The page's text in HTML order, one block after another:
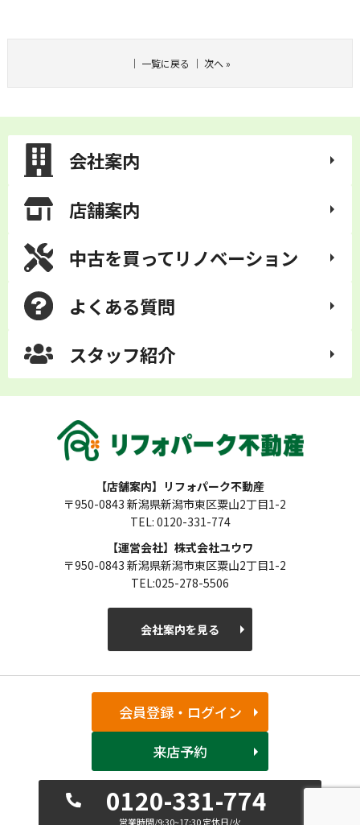
｜ 一覧に戻る ｜ 次へ»
会社案内
店舗案内
中古を買ってリノベーション
よくある質問
スタッフ紹介
【店舗案内】リフォパーク不動産
〒950-0843 新潟県新潟市東区粟山2丁目1-2
TEL: 0120-331-774
【運営会社】株式会社ユウワ
〒950-0843 新潟県新潟市東区粟山2丁目1-2
TEL:025-278-5506
会社案内を見る
会員登録・ログイン
来店予約
0120-331-774
営業時間/9:30~17:30 定休日/火